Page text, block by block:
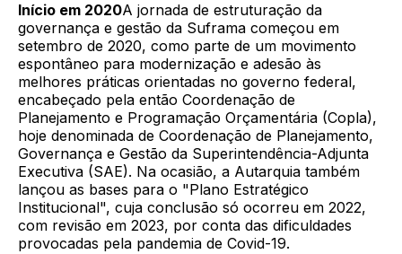
Início em 2020A jornada de estruturação da
governança e gestão da Suframa começou em
setembro de 2020, como parte de um movimento
espontâneo para modernização e adesão às
melhores práticas orientadas no governo federal,
encabeçado pela então Coordenação de
Planejamento e Programação Orçamentária (Copla),
hoje denominada de Coordenação de Planejamento,
Governança e Gestão da Superintendência-Adjunta
Executiva (SAE). Na ocasião, a Autarquia também
lançou as bases para o "Plano Estratégico
Institucional", cuja conclusão só ocorreu em 2022,
com revisão em 2023, por conta das dificuldades
provocadas pela pandemia de Covid-19.